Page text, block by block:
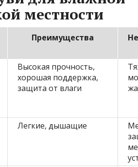
местности
Преимущества
Высокая прочность,
хорошая поддержка,
защита от влаги
Легкие, дышащие